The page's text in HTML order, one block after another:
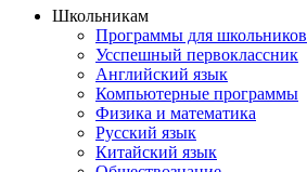
Школьникам
Программы для школьников
Усспешный первоклассник
Английский язык
Компьютерные программы
Физика и математика
Русский язык
Китайский язык